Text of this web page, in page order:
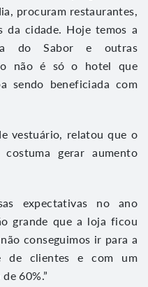
procuram restaurantes,
da cidade. Hoje temos a
do Sabor e outras
não é só o hotel que
sendo beneficiada com
vestuário, relatou que o
gerar aumento
expectativas no ano
grande que a loja ficou
conseguimos ir para a
de clientes e com um
60%.”